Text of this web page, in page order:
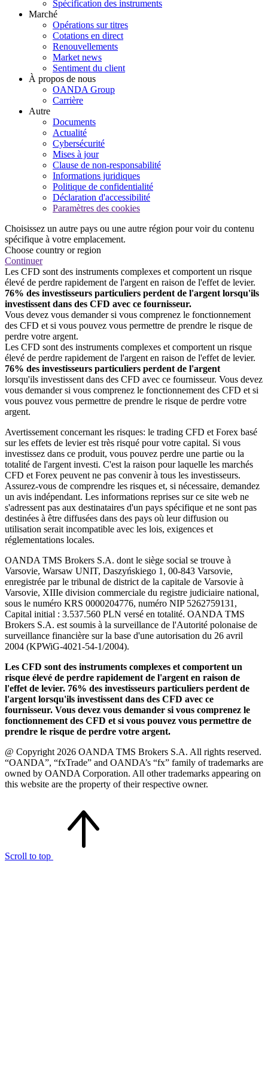
Spécification des instruments
Marché
Opérations sur titres
Cotations en direct
Renouvellements
Market news
Sentiment du client
À propos de nous
OANDA Group
Carrière
Autre
Documents
Actualité
Cybersécurité
Mises à jour
Clause de non-responsabilité
Informations juridiques
Politique de confidentialité
Déclaration d'accessibilité
Paramètres des cookies
Choisissez un autre pays ou une autre région pour voir du contenu
spécifique à votre emplacement.
Choose country or region
Continuer
Les CFD sont des instruments complexes et comportent un risque
élevé de perdre rapidement de l'argent en raison de l'effet de levier.
76% des investisseurs particuliers perdent de l'argent lorsqu'ils
investissent dans des CFD avec ce fournisseur.
Vous devez vous demander si vous comprenez le fonctionnement
des CFD et si vous pouvez vous permettre de prendre le risque de
perdre votre argent.
Les CFD sont des instruments complexes et comportent un risque
élevé de perdre rapidement de l'argent en raison de l'effet de levier.
76% des investisseurs particuliers perdent de l'argent
lorsqu'ils investissent dans des CFD avec ce fournisseur. Vous devez
vous demander si vous comprenez le fonctionnement des CFD et si
vous pouvez vous permettre de prendre le risque de perdre votre
argent.
Avertissement concernant les risques: le trading CFD et Forex basé
sur les effets de levier est très risqué pour votre capital. Si vous
investissez dans ce produit, vous pouvez perdre une partie ou la
totalité de l'argent investi. C'est la raison pour laquelle les marchés
CFD et Forex peuvent ne pas convenir à tous les investisseurs.
Assurez-vous de comprendre les risques et, si nécessaire, demandez
un avis indépendant. Les informations reprises sur ce site web ne
s'adressent pas aux destinataires d'un pays spécifique et ne sont pas
destinées à être diffusées dans des pays où leur diffusion ou
utilisation serait incompatible avec les lois, exigences et
réglementations locales.
OANDA TMS Brokers S.A. dont le siège social se trouve à
Varsovie, Warsaw UNIT, Daszyńskiego 1, 00-843 Varsovie,
enregistrée par le tribunal de district de la capitale de Varsovie à
Varsovie, XIIIe division commerciale du registre judiciaire national,
sous le numéro KRS 0000204776, numéro NIP 5262759131,
Capital initial : 3.537.560 PLN versé en totalité. OANDA TMS
Brokers S.A. est soumis à la surveillance de l'Autorité polonaise de
surveillance financière sur la base d'une autorisation du 26 avril
2004 (KPWiG-4021-54-1/2004).
Les CFD sont des instruments complexes et comportent un
risque élevé de perdre rapidement de l'argent en raison de
l'effet de levier. 76% des investisseurs particuliers perdent de
l'argent lorsqu'ils investissent dans des CFD avec ce
fournisseur. Vous devez vous demander si vous comprenez le
fonctionnement des CFD et si vous pouvez vous permettre de
prendre le risque de perdre votre argent.
@ Copyright 2026 OANDA TMS Brokers S.A. All rights reserved.
“OANDA”, “fxTrade” and OANDA’s “fx” family of trademarks are
owned by OANDA Corporation. All other trademarks appearing on
this website are the property of their respective owner.
Scroll to top